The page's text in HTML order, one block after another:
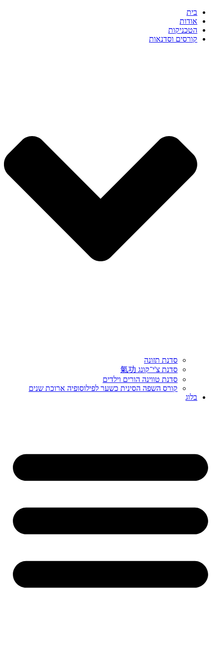
לתוכן
בית
אודות
הטכניקות
קורסים וסדנאות
סדנת תזונה
סדנת צ'י־קונג 氣功
סדנת טווינה הורים וילדים
קורס השפה הסינית כשער לפילוסופיה ארוכת שנים
בלוג